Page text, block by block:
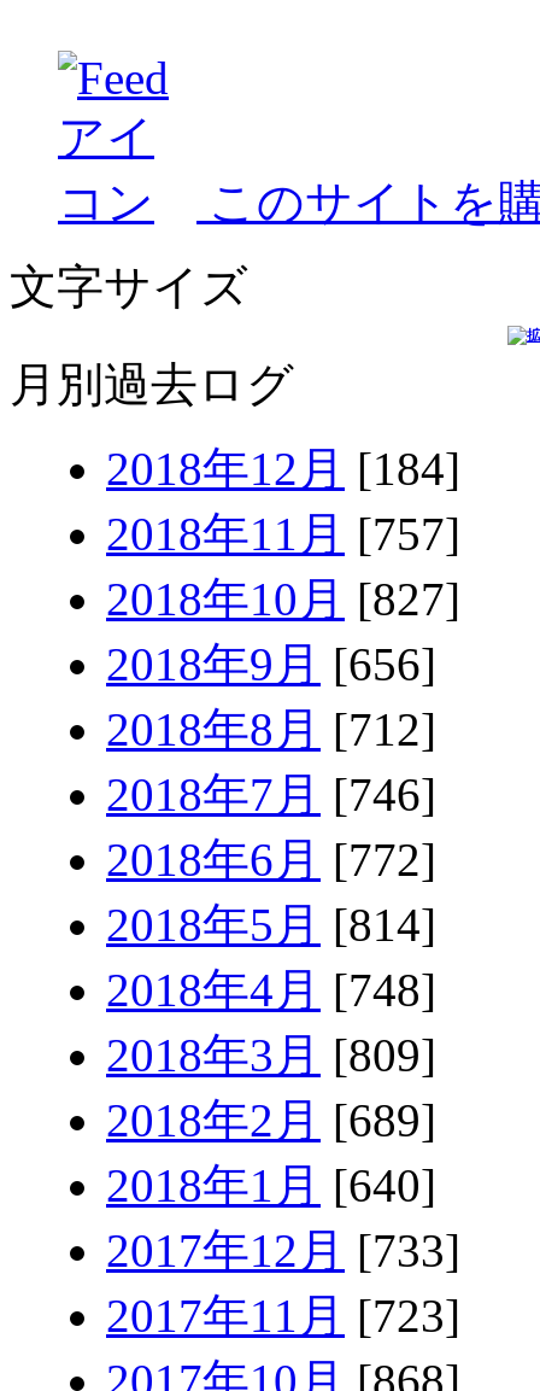
このサイトを
文字サイズ
月別過去ログ
2018年12月 [184]
2018年11月 [757]
2018年10月 [827]
2018年9月 [656]
2018年8月 [712]
2018年7月 [746]
2018年6月 [772]
2018年5月 [814]
2018年4月 [748]
2018年3月 [809]
2018年2月 [689]
2018年1月 [640]
2017年12月 [733]
2017年11月 [723]
2017年10月 [868]